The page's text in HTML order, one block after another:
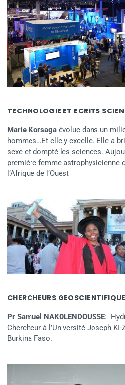
TECHNOLOGIE ET ECRITS
Marie Korsaga évolue dans un
hommes…Et elle y excelle. Elle a
sexe et dompté les sciences.
première femme astrophysicienne
l’Afrique de l’Ouest
CHERCHEURS
Pr Samuel NAKOLENDOUSSE:
Chercheur à l’Université Joseph KI-
Burkina Faso.